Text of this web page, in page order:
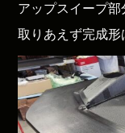
アップスイープ部
取りあえず完成形